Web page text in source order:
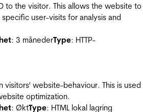
to the visitor. This allows the website to
user-visits for analysis and
: 3 månederType: HTTP-
visitors' website-behaviour. This is used
optimization.
: ØktType: HTML lokal lagring